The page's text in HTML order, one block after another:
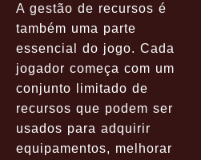
A gestão de recursos é
também uma parte
essencial do jogo. Cada
jogador começa com um
conjunto limitado de
recursos que podem ser
usados para adquirir
equipamentos, melhorar